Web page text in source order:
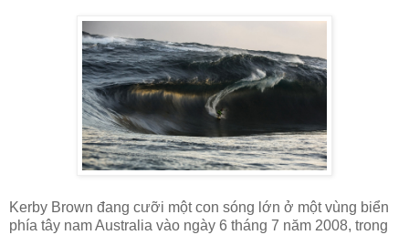
Kerby Brown đang cưỡi một con sóng lớn ở một vùng biển
phía tây nam Australia vào ngày 6 tháng 7 năm 2008, trong